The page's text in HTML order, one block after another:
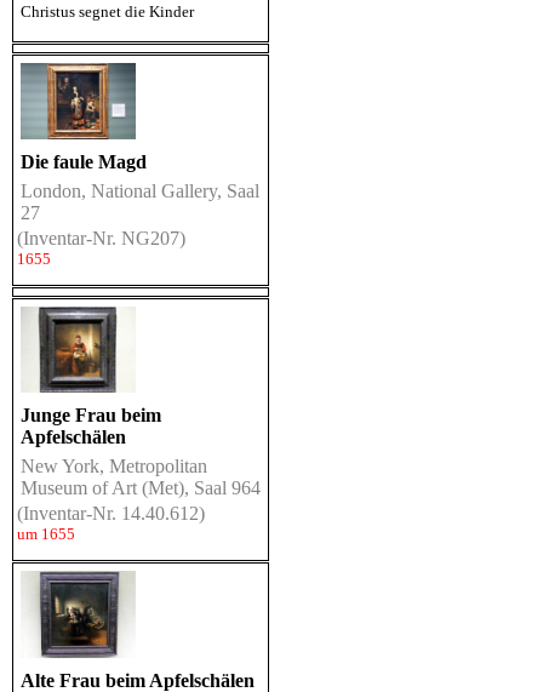
Christus segnet die Kinder
Die faule Magd
London, National Gallery, Saal
27
(Inventar-Nr. NG207)
1655
Junge Frau beim
Apfelschälen
New York, Metropolitan
Museum of Art (Met), Saal 964
(Inventar-Nr. 14.40.612)
um 1655
Alte Frau beim Apfelschälen